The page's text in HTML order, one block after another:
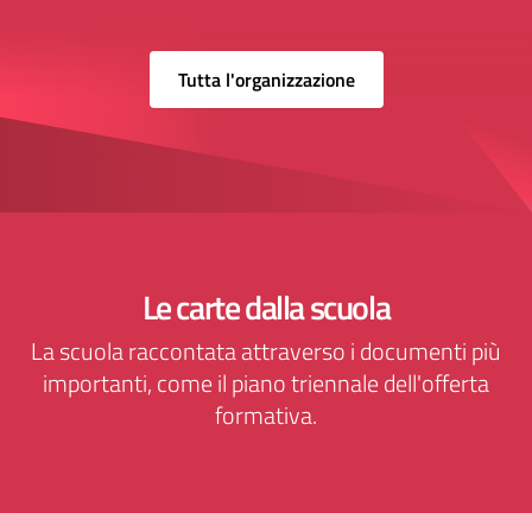
Tutta l'organizzazione
Le carte dalla scuola
La scuola raccontata attraverso i documenti più
importanti, come il piano triennale dell'offerta
formativa.